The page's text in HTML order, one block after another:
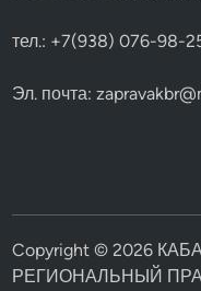
тел.: +7(938) 076-98-
Эл. почта:
Copyright © 2026
РЕГИОНАЛЬНЫЙ